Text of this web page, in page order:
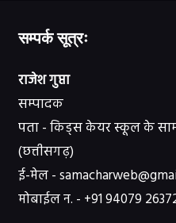
सम्पर्क सूत्रः
राजेश गुप्ता
सम्पादक
पता - किड्स केयर स्कूल के
(छत्तीसगढ़)
ई-मेल -
मोबाईल न. - +91 94079